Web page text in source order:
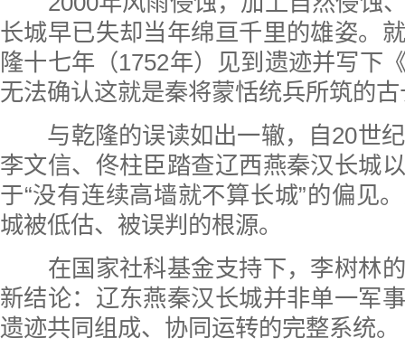
长城早已失却当年绵亘千里的雄姿。
隆十七年（1752年）见到遗迹并写下
无法确认这就是秦将蒙恬统兵所筑的
与乾隆的误读如出一辙，自20世纪
李文信、佟柱臣踏查辽西燕秦汉长城
于“没有连续高墙就不算长城”的偏见
城被低估、被误判的根源。
在国家社科基金支持下，李树林的
新结论：辽东燕秦汉长城并非单一军
遗迹共同组成、协同运转的完整系统。